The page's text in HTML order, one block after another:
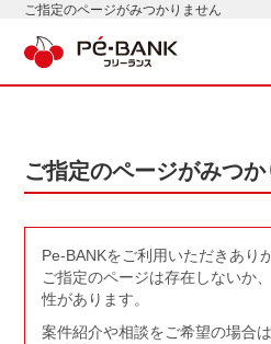
ご指定のページがみつかりません
ご指定のページがみつ
Pe-BANKをご利用いただきあり
ご指定のページは存在しないか
性があります。
案件紹介や相談をご希望の場合